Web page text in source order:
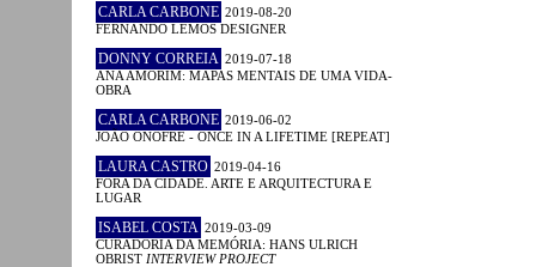
CARLA CARBONE 2019-08-20
FERNANDO LEMOS DESIGNER
DONNY CORREIA 2019-07-18
ANA AMORIM: MAPAS MENTAIS DE UMA VIDA-
OBRA
CARLA CARBONE 2019-06-02
JOÃO ONOFRE - ONCE IN A LIFETIME [REPEAT]
LAURA CASTRO 2019-04-16
FORA DA CIDADE. ARTE E ARQUITECTURA E
LUGAR
ISABEL COSTA 2019-03-09
CURADORIA DA MEMÓRIA: HANS ULRICH
OBRIST INTERVIEW PROJECT